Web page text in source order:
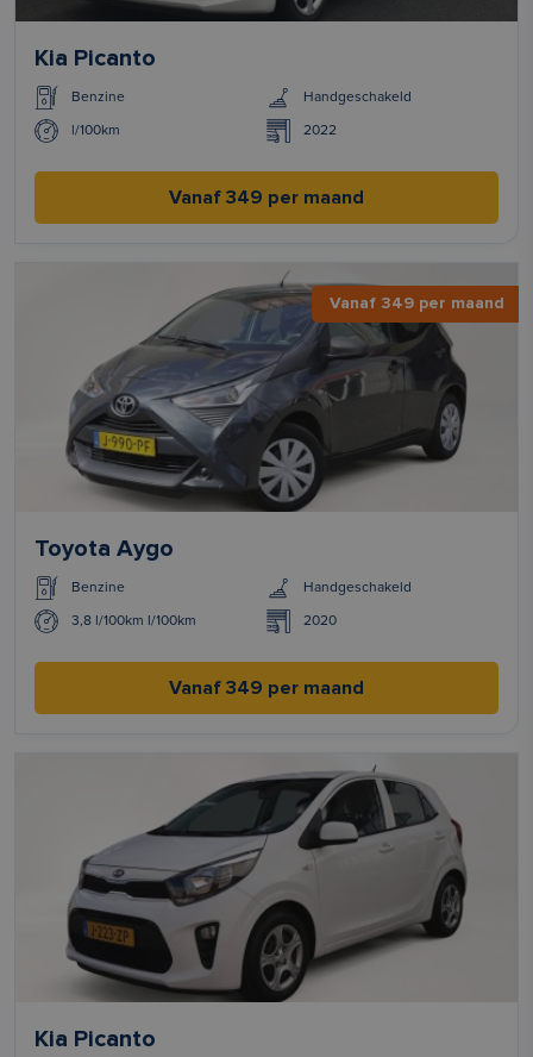
Kia Picanto
Benzine Handgeschakeld
l/100km 2022
Vanaf 349 per maand
Vanaf 349 per maand
Toyota Aygo
Benzine Handgeschakeld
3,8 l/100km l/100km 2020
Vanaf 349 per maand
Kia Picanto